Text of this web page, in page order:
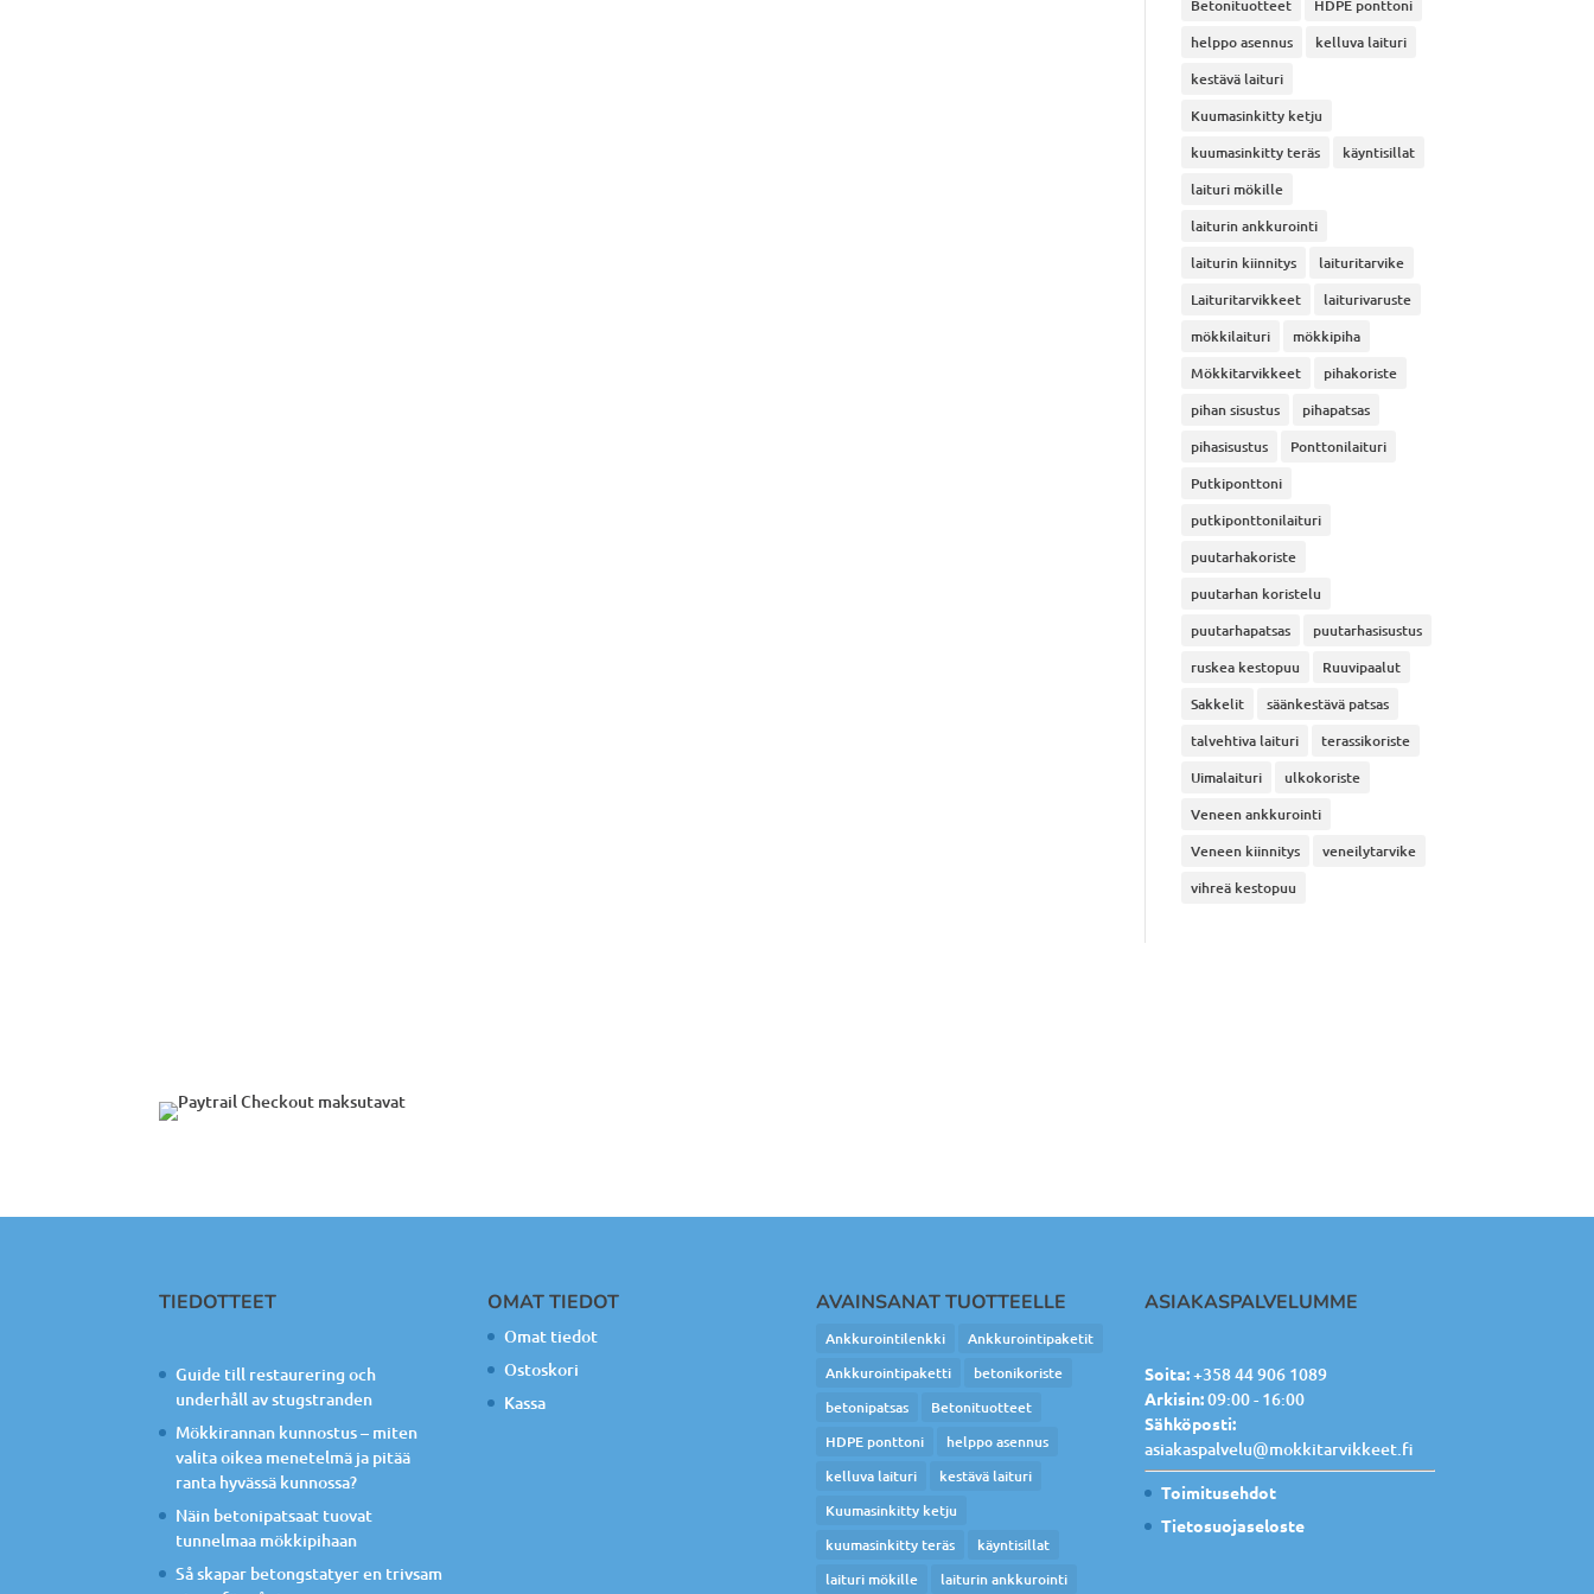
Betonituotteet
HDPE ponttoni
helppo asennus
kelluva laituri
kestävä laituri
Kuumasinkitty ketju
kuumasinkitty teräs
käyntisillat
laituri mökille
laiturin ankkurointi
laiturin kiinnitys
laituritarvike
Laituritarvikkeet
laiturivaruste
mökkilaituri
mökkipiha
Mökkitarvikkeet
pihakoriste
pihan sisustus
pihapatsas
pihasisustus
Ponttonilaituri
Putkiponttoni
putkiponttonilaituri
puutarhakoriste
puutarhan koristelu
puutarhapatsas
puutarhasisustus
ruskea kestopuu
Ruuvipaalut
Sakkelit
säänkestävä patsas
talvehtiva laituri
terassikoriste
Uimalaituri
ulkokoriste
Veneen ankkurointi
Veneen kiinnitys
veneilytarvike
vihreä kestopuu
TIEDOTTEET
Guide till restaurering och
underhåll av stugstranden
Mökkirannan kunnostus – miten
valita oikea menetelmä ja pitää
ranta hyvässä kunnossa?
Näin betonipatsaat tuovat
tunnelmaa mökkipihaan
Så skapar betongstatyer en trivsam
OMAT TIEDOT
Omat tiedot
Ostoskori
Kassa
AVAINSANAT TUOTTEELLE
Ankkurointilenkki
Ankkurointipaketit
Ankkurointipaketti
betonikoriste
betonipatsas
Betonituotteet
HDPE ponttoni
helppo asennus
kelluva laituri
kestävä laituri
Kuumasinkitty ketju
kuumasinkitty teräs
käyntisillat
laituri mökille
laiturin ankkurointi
ASIAKASPALVELUMME
Soita:+358 44 906 1089
Arkisin:09:00 - 16:00
Sähköposti:
asiakaspalvelu@mokkitarvikkeet.fi
Toimitusehdot
Tietosuojaseloste